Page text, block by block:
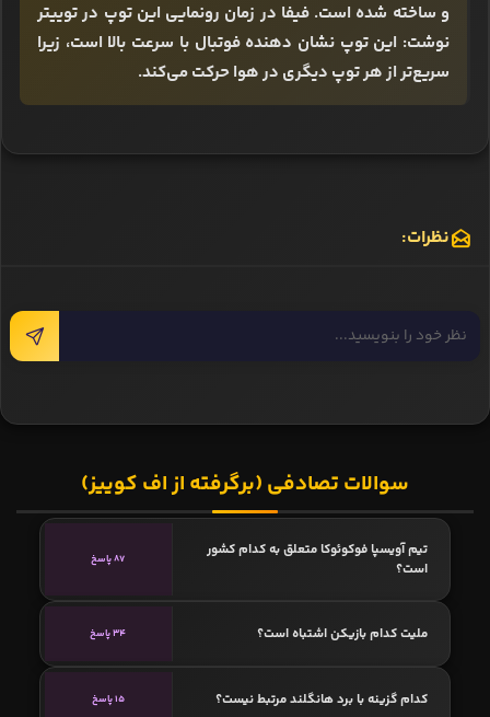
و ساخته شده است. فیفا در زمان رونمایی این توپ در توییتر
نوشت: این توپ نشان دهنده فوتبال با سرعت بالا است، زیرا
سریع‌تر از هر توپ دیگری در هوا حرکت می‌کند.
نظرات:
سوالات تصادفی (برگرفته از اف کوییز)
تیم آویسپا فوکوئوکا متعلق به کدام کشور
است؟
87 پاسخ
ملیت کدام بازیکن اشتباه است؟ 34 پاسخ
کدام گزینه با برد هانگلند مرتبط نیست؟ 15 پاسخ